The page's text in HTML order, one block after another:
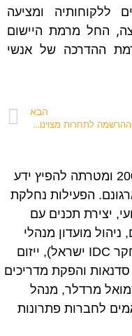
ללקוחותיה ומציעה
החל מרמת היישום
לרמת ההדרכה של אנשי
הבא
החלה ההרשמה לתחרות מצוינות בשירות וחווית לקוח השנתית של ישראל
פעילות ERP.ORG החלה בשנת 2005 ומטרתה להפיץ ידע
הפעילות נחלקת
יצירת תכנים עם
ניהול מועדון מנהלי
מערכות מידע (ביחד עם חברת המחקר IDC ישראל), ייזום
סדנאות והפקת מדריכים
מרדלר, מנהל
לחברות פתרונות